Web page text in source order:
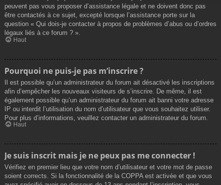
peuvent pas vous proposer d’assistance légale et ne doivent donc pas
être contactés à ce sujet, excepté lorsque l’assistance porte sur la
question « Qui dois-je contacter à propos de problèmes d’abus ou d’ordres
légaux liés à ce forum ? ».
Haut
Pourquoi ne puis-je pas m’inscrire ?
Il est possible qu’un administrateur du forum ait désactivé les inscriptions
afin d’empêcher les nouveaux visiteurs de s’inscrire. De même, il est
également possible qu’un administrateur du forum ait banni votre adresse
IP ou interdit l’utilisation du nom d’utilisateur que vous souhaitez utiliser.
Pour plus d’informations, veuillez contacter un administrateur du forum.
Haut
Je suis inscrit mais je ne peux pas me connecter !
Vérifiez en premier lieu que votre nom d’utilisateur et votre mot de passe
soient corrects. Si la fonctionnalité de la COPPA est activée et que vous